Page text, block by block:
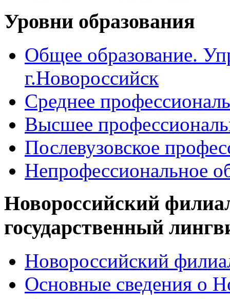
Уровни образования
Общее образование.
г.Новороссийск
Среднее
Высшее
Послевузовское
Непрофессиональное
Новороссийский
государственный
Новороссийский
Основные сведения о